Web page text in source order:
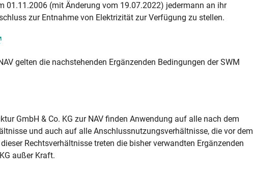
01.11.2006 (mit Änderung vom 19.07.2022) jedermann an ihr
zur Entnahme von Elektrizität zur Verfügung zu stellen.
gelten die nachstehenden Ergänzenden Bedingungen der SWM
GmbH & Co. KG zur NAV finden Anwendung auf alle nach dem
und auch auf alle Anschlussnutzungsverhältnisse, die vor dem
Rechtsverhältnisse treten die bisher verwandten Ergänzenden
außer Kraft.